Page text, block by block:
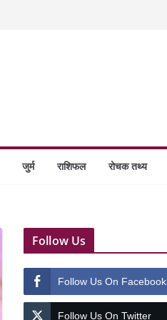
जुर्म राशिफल रोचक तथ्य
Follow Us
Follow Us On Facebook
Follow Us On Twitter